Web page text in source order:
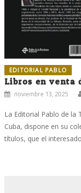
EDITORIAL PABLO
Libros en venta
noviembre 13, 2025
La Editorial Pablo de la
Cuba, dispone en su
títulos, que el